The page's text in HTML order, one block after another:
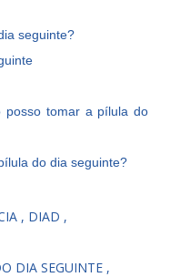
seguinte?
posso tomar a pílula do
do dia seguinte?
DIAD
DIA SEGUINTE